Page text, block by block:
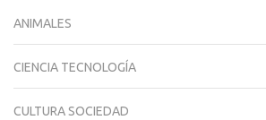
ANIMALES
CIENCIA TECNOLOGÍA
CULTURA SOCIEDAD